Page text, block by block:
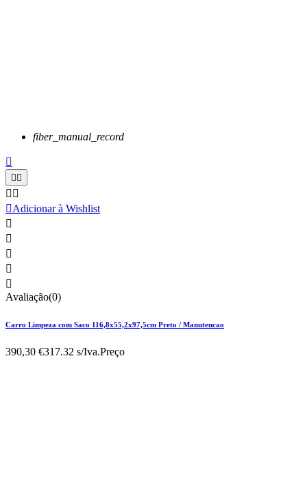
fiber_manual_record


 
Adicionar à Wishlist





Avaliação(0)
Carro Limpeza com Saco 116,8x55,2x97,5cm Preto / Manutencao
390,30 €317.32 s/Iva.Preço